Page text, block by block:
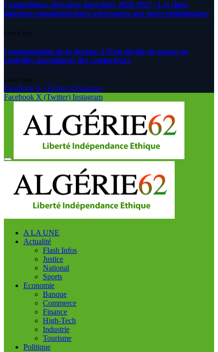
Compétitions africaines interclubs 2026-2027 : Les clubs
algériens connaissent leurs adversaires aux tours préliminaires
6 AOÛT 2026
Consommation de la drogue: L’Etat décide de passer au
contrôles sporadiques des conducteurs
6 AOÛT 2026
Facebook X (Twitter) Instagram
Facebook X (Twitter) Instagram
A LA UNE
Actualité
Flash Infos
Justice
National
Sports
Economie
Banque
Commerce
Finance
High-Tech
Industrie
Tourisme
Politique